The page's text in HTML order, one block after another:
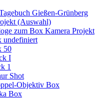
Gießen-Grünberg
(Auswahl)
zum Box Kamera Projekt
undefiniert
50
I
1
Shot
Objektiv Box
Box